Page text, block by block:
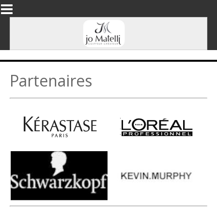
Aller au contenu principal
Partenaires